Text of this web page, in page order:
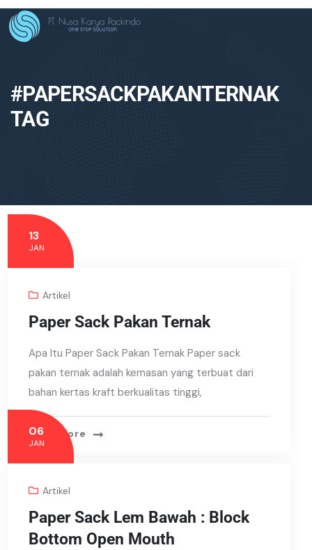
#PAPERSACKPAKANTERNAK
TAG
13
JAN
Artikel
Paper Sack Pakan Ternak
Apa Itu Paper Sack Pakan Ternak Paper sack
pakan ternak adalah kemasan yang terbuat dari
bahan kertas kraft berkualitas tinggi,
Read More
06
JAN
Artikel
Paper Sack Lem Bawah : Block
Bottom Open Mouth